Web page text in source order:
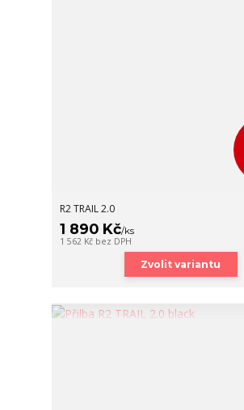
R2 TRAIL 2.0
1 890 Kč/ks
1 562 Kč bez DPH
Zvolit variantu